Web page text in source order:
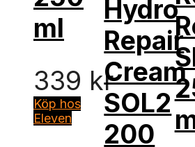
ml
339 kr
Köp hos
Eleven
Hydro
Repair
Cream
SOL2
200